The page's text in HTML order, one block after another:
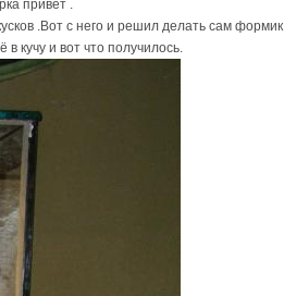
привет .
.Вот с него и решил делать сам формик.
кучу и вот что получилось.